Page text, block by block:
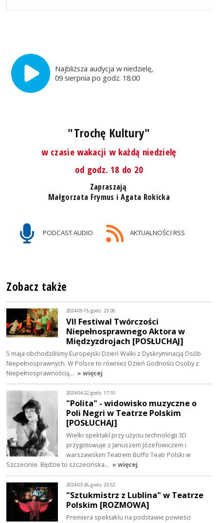
Najbliższa audycja w niedzielę,
09 sierpnia po godz. 18:00
"Trochę Kultury"
w czasie wakacji w każdą niedzielę
od godz. 18 do 20
Zapraszają
Małgorzata Frymus i Agata Rokicka
PODCAST AUDIO AKTUALNOŚCI RSS
Zobacz także
2024-05-15, godz. 23:26
VII Festiwal Twórczości
Niepełnosprawnego Aktora w
Międzyzdrojach [POSŁUCHAJ]
5 maja obchodziliśmy Europejski Dzień Walki z Dyskryminacją Osób
Niepełnosprawnych. W Polsce to również Dzień Godności Osoby z
Niepełnosprawnością… » więcej
2024-04-22, godz. 17:10
"Polita" - widowisko muzyczne o
Poli Negri w Teatrze Polskim
[POSŁUCHAJ]
Wielki spektakl przy użyciu technologii 3D
przygotowuje z Januszem Józefowiczem i
warszawskim Teatrem Buffo Teatr Polski w
Szczecinie. Będzie to szczecińska… » więcej
2024-03-26, godz. 23:52
"Sztukmistrz z Lublina" w Teatrze
Polskim [ROZMOWA]
Premiera spektaklu na podstawie powieści